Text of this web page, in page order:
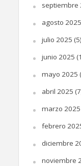
septiembre
agosto 2025
julio 2025 (5)
junio 2025
mayo 2025
abril 2025
marzo 2025
febrero
diciembre
noviembre